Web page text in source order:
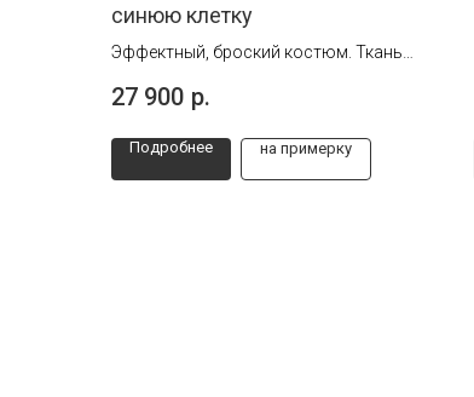
синюю клетку
Эффектный, броский костюм. Ткань
Идеален как для выпускного, так и для
27 900 р.
Подробнее на примерку